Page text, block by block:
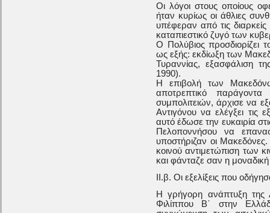
Οι λόγοι στους οποίους
ήταν κυρίως οι άθλιες
υπέφεραν από τις
καταπιεστικό ζυγό των
Ο Πολύβιος προσδιορίζει
ως εξής: εκδίωξη των
Τυραννίας, εξασφάλιση
1990).
Η επιβολή των
αποτρεπτικό
συμπολιτειών, άρχισε να
Αντιγόνου να ελέγξει τις
αυτό έδωσε την ευκαιρία
Πελοποννήσου να
υποστήριζαν οι
κοινού αντιμετώπιση των
και φάνταζε σαν η
ΙΙ.β. Οι εξελίξεις που
Η γρήγορη ανάπτυξη της
Φιλίππου Β΄ στην